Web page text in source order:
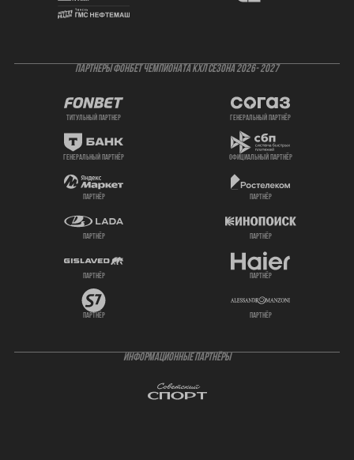
ПАРТНЕРЫ ФОНБЕТ ЧЕМПИОНАТА КХЛ СЕЗОНА 2026- 2027
титульный партнер генеральный партнёр
генеральный партнёр официальный партнёр
партнёр партнёр
партнёр партнёр
партнёр партнёр
партнёр партнёр
ИНФОРМАЦИОННЫЕ ПАРТНЁРЫ